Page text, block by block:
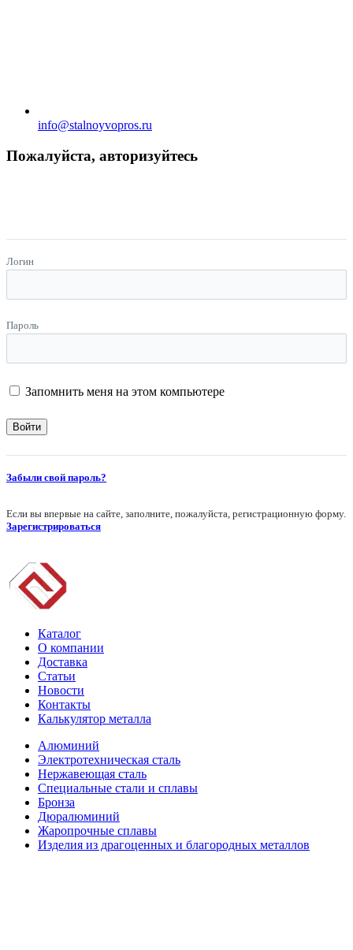
info@stalnoyvopros.ru
Пожалуйста, авторизуйтесь
Логин
Пароль
Запомнить меня на этом компьютере
Забыли свой пароль?
Если вы впервые на сайте, заполните, пожалуйста, регистрационную форму.
Зарегистрироваться
Каталог
О компании
Доставка
Статьи
Новости
Контакты
Калькулятор металла
Алюминий
Электротехническая сталь
Нержавеющая сталь
Специальные стали и сплавы
Бронза
Дюралюминий
Жаропрочные сплавы
Изделия из драгоценных и благородных металлов